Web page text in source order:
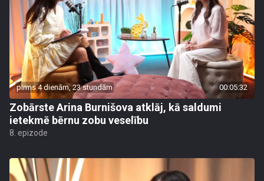
pirms 4 dienām, 23 stundām 00:05:32
Zobārste Arina Burnišova atklāj, kā saldumi
ietekmē bērnu zobu veselību
8. epizode